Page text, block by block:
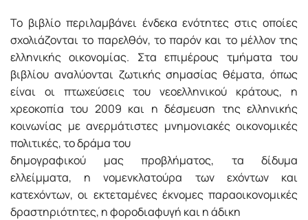
Το βιβλίο περιλαμβάνει ένδεκα ενότητες στις οποίες
σχολιάζονται το παρελθόν, το παρόν και το μέλλον της
ελληνικής οικονομίας. Στα επιμέρους τμήματα του
βιβλίου αναλύονται ζωτικής σημασίας θέματα, όπως
είναι οι πτωχεύσεις του νεοελληνικού κράτους, η
χρεοκοπία του 2009 και η δέσμευση της ελληνικής
κοινωνίας με ανερμάτιστες μνημονιακές οικονομικές
πολιτικές, το δράμα του
δημογραφικού μας προβλήματος, τα δίδυμα
ελλείμματα, η νομενκλατούρα των εχόντων και
κατεχόντων, οι εκτεταμένες έκνομες παραοικονομικές
δραστηριότητες, η φοροδιαφυγή και η άδικη